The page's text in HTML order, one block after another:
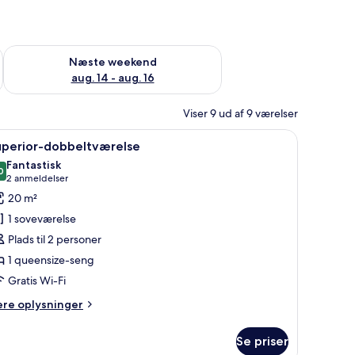
aug. 7 - aug. 9
Næste weekend
aug. 14 - aug. 16
Tjek tilgængelighed for næste weekend aug. 14 - aug. 16
Viser 9 ud af 9 værelser
seng med brun sengegavl, et natbord og en stol.
Superior-dobbeltværelse | Dundyner,
12 dobbeltværelse
ud af 10
Fantastisk
2 anmeldelser
(2
anmeldelser)
20 m²
1 soveværelse
Plads til 2 personer
1 queensize-seng
Gratis Wi-Fi
oplysninger
Se priser